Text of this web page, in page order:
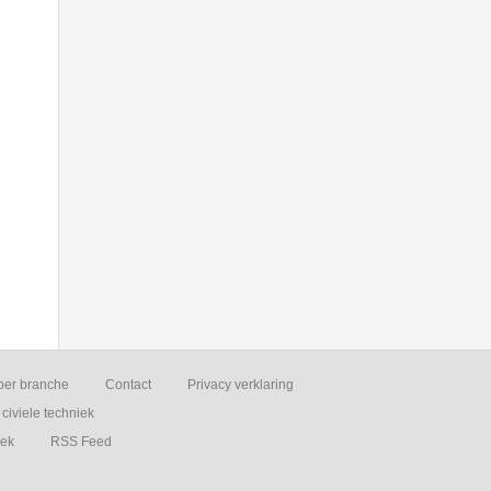
branche Contact
Privacy verklaring
techniek
RSS Feed